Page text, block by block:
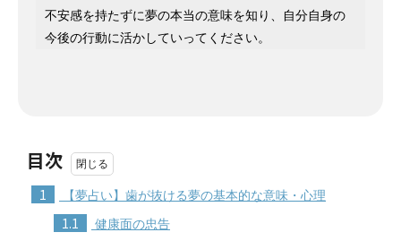
不安感を持たずに夢の本当の意味を知り、自分自身の
今後の行動に活かしていってください。
目次
1 【夢占い】歯が抜ける夢の基本的な意味・心理
1.1 健康面の忠告